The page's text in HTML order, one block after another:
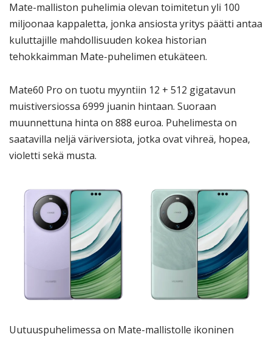
Mate-malliston puhelimia olevan toimitetun yli 100
miljoonaa kappaletta, jonka ansiosta yritys päätti antaa
kuluttajille mahdollisuuden kokea historian
tehokkaimman Mate-puhelimen etukäteen.
Mate60 Pro on tuotu myyntiin 12 + 512 gigatavun
muistiversiossa 6999 juanin hintaan. Suoraan
muunnettuna hinta on 888 euroa. Puhelimesta on
saatavilla neljä väriversiota, jotka ovat vihreä, hopea,
violetti sekä musta.
Uutuuspuhelimessa on Mate-mallistolle ikoninen